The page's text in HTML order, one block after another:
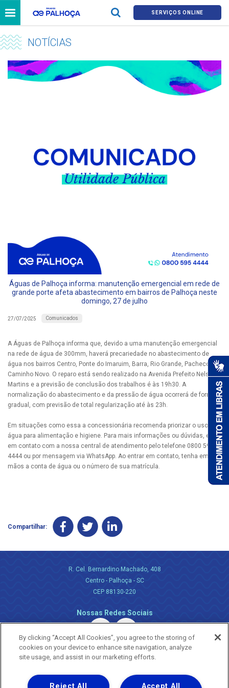
SERVIÇOS ONLINE
NOTÍCIAS
Águas de Palhoça informa: manutenção emergencial em rede de
grande porte afeta abastecimento em bairros de Palhoça neste
domingo, 27 de julho
27/07/2025 Comunicados
A Águas de Palhoça informa que, devido a uma manutenção emergencial
na rede de água de 300mm, haverá precariedade no abastecimento de
água nos bairros Centro, Ponte do Imaruim, Barra, Rio Grande, Pacheco e
Caminho Novo. O reparo está sendo realizado na Avenida Prefeito Nelson
Martins e a previsão de conclusão dos trabalhos é às 19h30. A
normalização do abastecimento e da pressão de água ocorrerá de forma
gradual, com previsão de total regularização até às 23h.
Em situações como essa a concessionária recomenda priorizar o uso da
água para alimentação e higiene. Para mais informações ou dúvidas, entre
em contato com a nossa central de atendimento pelo telefone 0800 595
4444 ou por mensagem via WhatsApp. Ao entrar em contato, tenha em
mãos a conta de água ou o número de sua matrícula.
Compartilhar:
R. Cel. Bernardino Machado, 408
Centro - Palhoça - SC
CEP 88130-220
Nossas Redes Sociais
By clicking “Accept All Cookies”, you agree to the storing of
cookies on your device to enhance site navigation, analyze
site usage, and assist in our marketing efforts.
Accept All
Reject All